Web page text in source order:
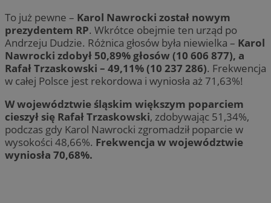
To już pewne – Karol Nawrocki został nowym
prezydentem RP. Wkrótce obejmie ten urząd po
Andrzeju Dudzie. Różnica głosów była niewielka – Karol
Nawrocki zdobył 50,89% głosów (10 606 877), a
Rafał Trzaskowski – 49,11% (10 237 286). Frekwencja
w całej Polsce jest rekordowa i wyniosła aż 71,63%!
W województwie śląskim większym poparciem
cieszył się Rafał Trzaskowski, zdobywając 51,34%,
podczas gdy Karol Nawrocki zgromadził poparcie w
wysokości 48,66%. Frekwencja w województwie
wyniosła 70,68%.